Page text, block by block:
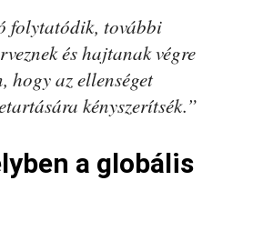
folytatódik, további
és hajtanak végre
hogy az ellenséget
kényszerítsék.”
a globális